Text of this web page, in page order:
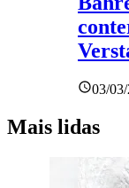
03/
Mais lidas